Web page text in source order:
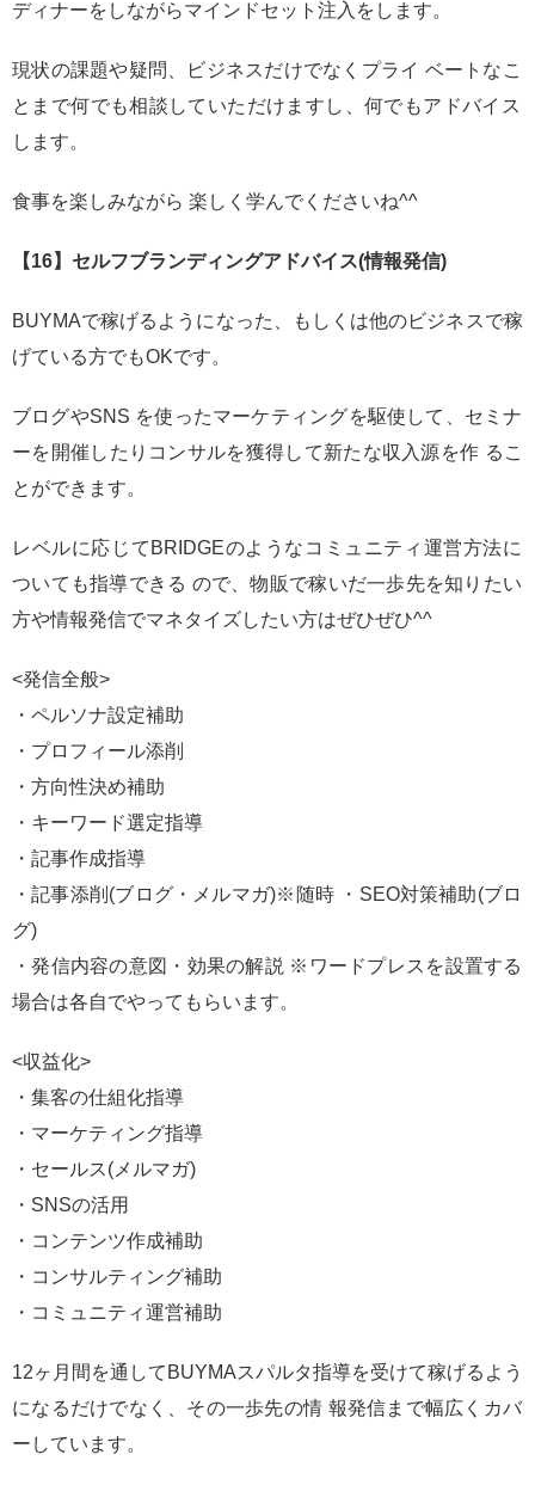
ディナーをしながらマインドセット注入をします。
現状の課題や疑問、ビジネスだけでなくプライ ベートなこ
とまで何でも相談していただけますし、何でもアドバイス
します。
食事を楽しみながら 楽しく学んでくださいね^^
【16】セルフブランディングアドバイス(情報発信)
BUYMAで稼げるようになった、もしくは他のビジネスで稼
げている方でもOKです。
ブログやSNS を使ったマーケティングを駆使して、セミナ
ーを開催したりコンサルを獲得して新たな収入源を作 るこ
とができます。
レベルに応じてBRIDGEのようなコミュニティ運営方法に
ついても指導できる ので、物販で稼いだ一歩先を知りたい
方や情報発信でマネタイズしたい方はぜひぜひ^^
<発信全般>
・ペルソナ設定補助
・プロフィール添削
・方向性決め補助
・キーワード選定指導
・記事作成指導
・記事添削(ブログ・メルマガ)※随時 ・SEO対策補助(ブロ
グ)
・発信内容の意図・効果の解説 ※ワードプレスを設置する
場合は各自でやってもらいます。
<収益化>
・集客の仕組化指導
・マーケティング指導
・セールス(メルマガ)
・SNSの活用
・コンテンツ作成補助
・コンサルティング補助
・コミュニティ運営補助
12ヶ月間を通してBUYMAスパルタ指導を受けて稼げるよう
になるだけでなく、その一歩先の情 報発信まで幅広くカバ
ーしています。